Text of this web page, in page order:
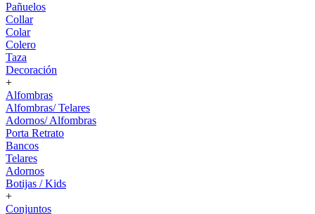
Pañuelos
Collar
Colar
Colero
Taza
Decoración
+
Alfombras
Alfombras/ Telares
Adornos/ Alfombras
Porta Retrato
Bancos
Telares
Adornos
Botijas / Kids
+
Conjuntos